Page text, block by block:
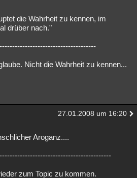
die Wahrheit zu kennen, im
drüber nach."
Nicht die Wahrheit zu kennen...
27.01.2008 um 16:20
Aroganz....
zum Topic zu kommen.